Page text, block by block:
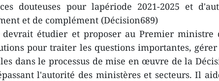
douteuses pour lapériode 2021-2025 et
et de complément (Décision689)
devrait étudier et proposer au Premier ministre
pour traiter les questions importantes, gérer
dans le processus de mise en œuvre de la
l'autorité des ministères et secteurs. Il